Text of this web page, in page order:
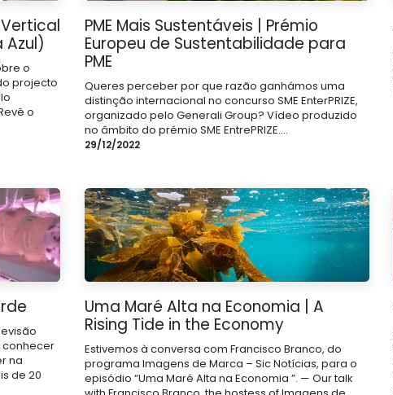
o
projecto
o
PME Mais Sustentáveis | Prémio
Europeu de Sustentabilidade para
PME
Queres perceber por que razão ganhámos uma
distinção internacional no concurso SME EnterPRIZE,
organizado pelo Generali Group? Vídeo produzido
no âmbito do prémio SME EntrePRIZE....
29/12/2022
conhecer
na
de 20
Uma Maré Alta na Economia | A
Rising Tide in the Economy
Estivemos à conversa com Francisco Branco, do
programa Imagens de Marca – Sic Notícias, para o
episódio “Uma Maré Alta na Economia ”. — Our talk